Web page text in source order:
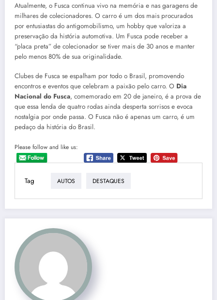
Atualmente, o Fusca continua vivo na memória e nas garagens de
milhares de colecionadores. O carro é um dos mais procurados
por entusiastas do antigomobilismo, um hobby que valoriza a
preservação da história automotiva. Um Fusca pode receber a
“placa preta” de colecionador se tiver mais de 30 anos e manter
pelo menos 80% de sua originalidade.
Clubes de Fusca se espalham por todo o Brasil, promovendo
encontros e eventos que celebram a paixão pelo carro. O Dia
Nacional do Fusca, comemorado em 20 de janeiro, é a prova de
que essa lenda de quatro rodas ainda desperta sorrisos e evoca
nostalgia por onde passa. O Fusca não é apenas um carro, é um
pedaço da história do Brasil.
Please follow and like us:
Tag AUTOS DESTAQUES